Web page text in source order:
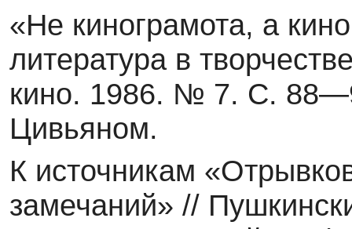
«Не кинограмота, а
литература в
кино. 1986. № 7. С.
Цивьяном.
К источникам
замечаний» //